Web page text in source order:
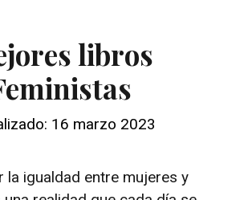
libros
16 marzo 2023
la igualdad entre mujeres y